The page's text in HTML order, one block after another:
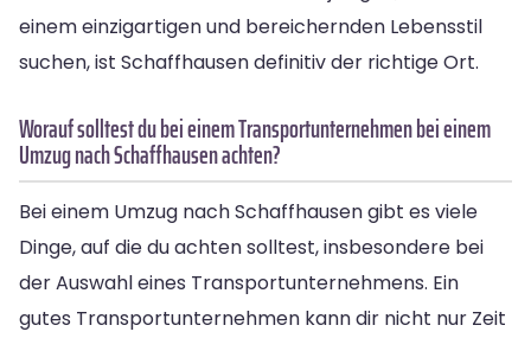
einem einzigartigen und bereichernden Lebensstil
suchen, ist Schaffhausen definitiv der richtige Ort.
Worauf solltest du bei einem Transportunternehmen bei einem
Umzug nach Schaffhausen achten?
Bei einem Umzug nach Schaffhausen gibt es viele
Dinge, auf die du achten solltest, insbesondere bei
der Auswahl eines Transportunternehmens. Ein
gutes Transportunternehmen kann dir nicht nur Zeit